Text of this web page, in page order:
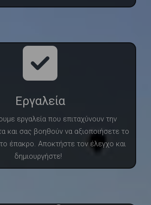
Εργαλεία
εργαλεία που επιταχύνουν την
και σας βοηθούν να αξιοποιήσετε το
έπακρο. Αποκτήστε τον έλεγχο και
δημιουργήστε!